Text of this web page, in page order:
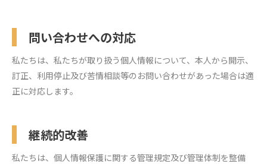
問い合わせへの対応
私たちは、私たちが取り扱う個人情報について、本人から開示、
訂正、利用停止及び苦情相談等のお問い合わせがあった場合は適
正に対応します。
継続的改善
私たちは、個人情報保護に関する管理規定及び管理体制を整備